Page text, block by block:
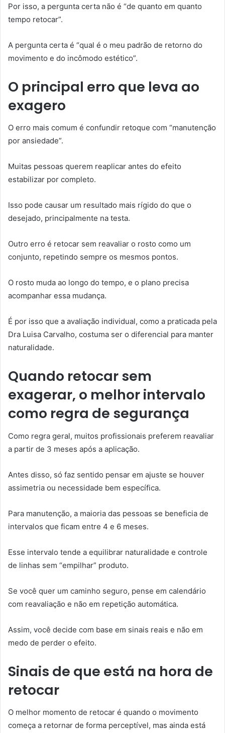
Por isso, a pergunta certa não é “de quanto em quanto
tempo retocar”.
A pergunta certa é “qual é o meu padrão de retorno do
movimento e do incômodo estético”.
O principal erro que leva ao
exagero
O erro mais comum é confundir retoque com “manutenção
por ansiedade”.
Muitas pessoas querem reaplicar antes do efeito
estabilizar por completo.
Isso pode causar um resultado mais rígido do que o
desejado, principalmente na testa.
Outro erro é retocar sem reavaliar o rosto como um
conjunto, repetindo sempre os mesmos pontos.
O rosto muda ao longo do tempo, e o plano precisa
acompanhar essa mudança.
É por isso que a avaliação individual, como a praticada pela
Dra Luisa Carvalho, costuma ser o diferencial para manter
naturalidade.
Quando retocar sem
exagerar, o melhor intervalo
como regra de segurança
Como regra geral, muitos profissionais preferem reavaliar
a partir de 3 meses após a aplicação.
Antes disso, só faz sentido pensar em ajuste se houver
assimetria ou necessidade bem específica.
Para manutenção, a maioria das pessoas se beneficia de
intervalos que ficam entre 4 e 6 meses.
Esse intervalo tende a equilibrar naturalidade e controle
de linhas sem “empilhar” produto.
Se você quer um caminho seguro, pense em calendário
com reavaliação e não em repetição automática.
Assim, você decide com base em sinais reais e não em
medo de perder o efeito.
Sinais de que está na hora de
retocar
O melhor momento de retocar é quando o movimento
começa a retornar de forma perceptível, mas ainda está